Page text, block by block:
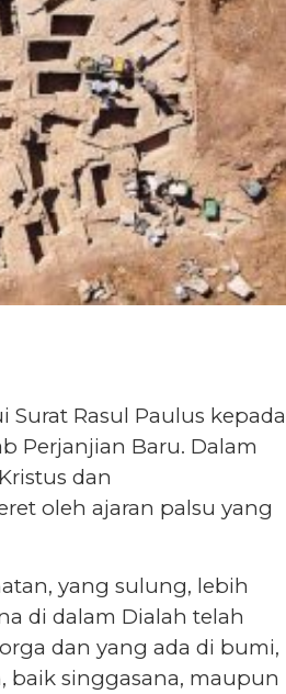
Rasul Paulus kepada
Perjanjian Baru. Dalam
dan
oleh ajaran palsu yang
yang sulung, lebih
di dalam Dialah telah
dan yang ada di bumi,
baik singgasana, maupun